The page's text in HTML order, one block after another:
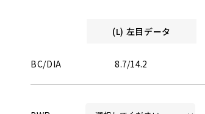
(L) 左目データ
BC/DIA 8.7/14.2